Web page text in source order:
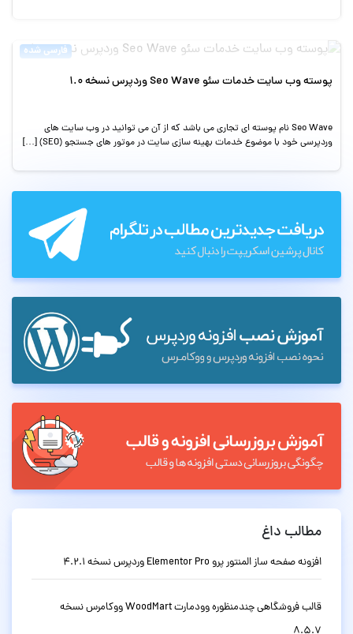
فارسی شده
پوسته وب سایت خدمات سئو Seo Wave وردپرس نسخه 1.0
Seo Wave نام پوسته ای تجاری می باشد که از آن می توانید در وب سایت های
وردپرسی خود با موضوع خدمات بهینه سازی سایت در موتور های جستجو (SEO) […]
مطالب داغ
افزونه صفحه ساز المنتور پرو Elementor Pro وردپرس نسخه 4.2.1
قالب فروشگاهی چندمنظوره وودمارت WoodMart ووکامرس نسخه